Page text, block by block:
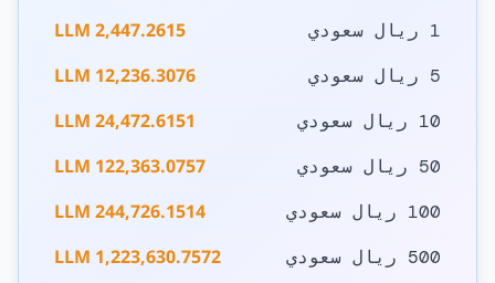
1 ريال سعودي 2,447.2615 LLM
5 ريال سعودي 12,236.3076 LLM
10 ريال سعودي 24,472.6151 LLM
50 ريال سعودي 122,363.0757 LLM
100 ريال سعودي 244,726.1514 LLM
500 ريال سعودي 1,223,630.7572 LLM